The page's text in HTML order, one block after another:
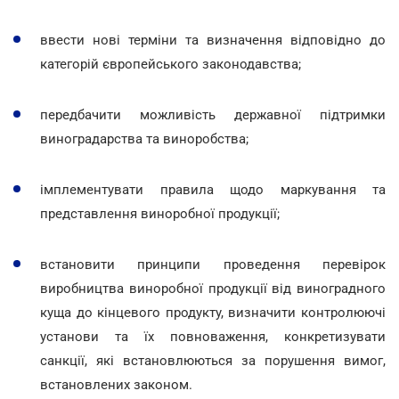
ввести нові терміни та визначення відповідно до
категорій європейського законодавства;
передбачити можливість державної підтримки
виноградарства та виноробства;
імплементувати правила щодо маркування та
представлення виноробної продукції;
встановити принципи проведення перевірок
виробництва виноробної продукції від виноградного
куща до кінцевого продукту, визначити контролюючі
установи та їх повноваження, конкретизувати
санкції, які встановлюються за порушення вимог,
встановлених законом.